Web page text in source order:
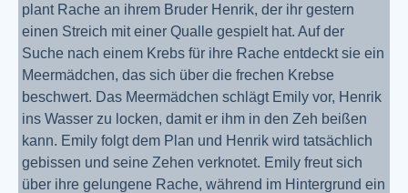
plant Rache an ihrem Bruder Henrik, der ihr gestern
einen Streich mit einer Qualle gespielt hat. Auf der
Suche nach einem Krebs für ihre Rache entdeckt sie ein
Meermädchen, das sich über die frechen Krebse
beschwert. Das Meermädchen schlägt Emily vor, Henrik
ins Wasser zu locken, damit er ihm in den Zeh beißen
kann. Emily folgt dem Plan und Henrik wird tatsächlich
gebissen und seine Zehen verknotet. Emily freut sich
über ihre gelungene Rache, während im Hintergrund ein